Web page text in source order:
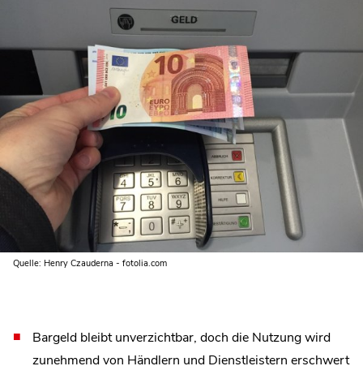
Quelle: Henry Czauderna - fotolia.com
Bargeld bleibt unverzichtbar, doch die Nutzung wird
zunehmend von Händlern und Dienstleistern erschwert